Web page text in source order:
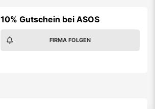
10% Gutschein bei ASOS
FIRMA FOLGEN